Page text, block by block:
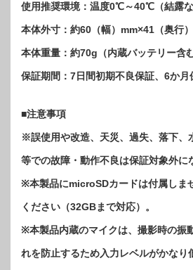
使用推奨環境：温度0℃～40℃（結露な
本体外寸：約60（幅）mm×41（奥行
本体重量：約70g（内蔵バッテリー含む
保証期間：7日間初期不良保証、6か月
■注意事項
※誤使用や改造、天災、過失、落下、
等での故障・動作不良は保証対象外に
※本製品にmicroSDカードは付属しま
ください（32GBまで対応）。
※本製品内蔵のマイクは、撮影時の振
れを防止するため入力レベルがかなり